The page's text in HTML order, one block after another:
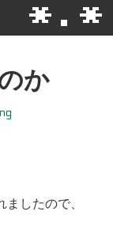
*.*
か
したので、